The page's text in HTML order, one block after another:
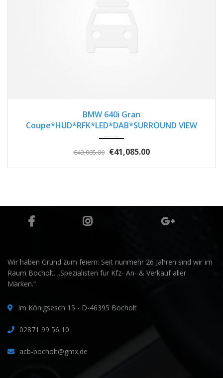
BMW 640i Gran
Coupe*HUD*RFK*LED*DAB*SURROUND VIEW
€43,085.00 €41,085.00
Wir haben Grund zum feiern: Seit nunmehr 26 Jahren sind wir im
Raum Bocholt. „Spezialisten für Kfz- An- & Verkauf aller
Marken.“
Im Königsesch 15 - D-46395 Bocholt
02871 99 56 10
acb-bocholt@gmx.de